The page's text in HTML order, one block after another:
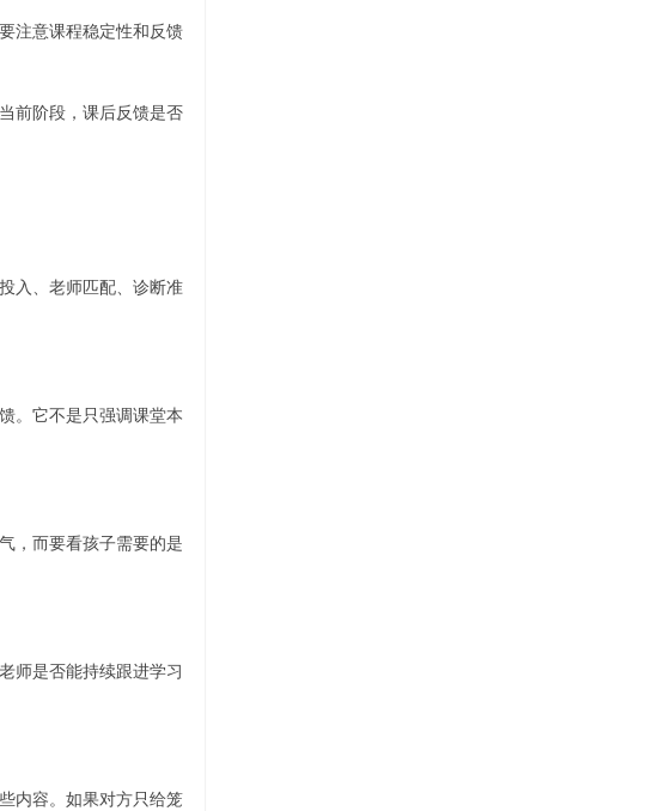
注意课程稳定性和反馈
前阶段，课后反馈是否
入、老师匹配、诊断准
。它不是只强调课堂本
，而要看孩子需要的是
师是否能持续跟进学习
内容。如果对方只给笼